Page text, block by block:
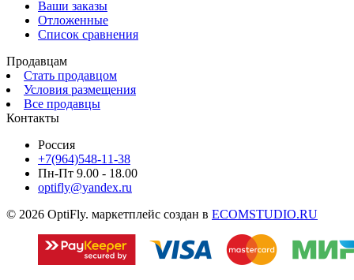
Ваши заказы
Отложенные
Список сравнения
Продавцам
Стать продавцом
Условия размещения
Все продавцы
Контакты
Россия
+7(964)548-11-38
Пн-Пт 9.00 - 18.00
optifly@yandex.ru
© 2026 OptiFly. маркетплейс создан в ECOMSTUDIO.RU